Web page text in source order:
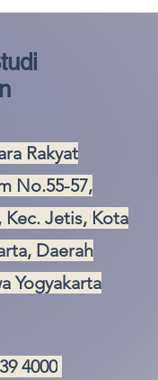
Rakyat
No.55-57,
Kec. Jetis, Kota
Daerah
Yogyakarta
4000